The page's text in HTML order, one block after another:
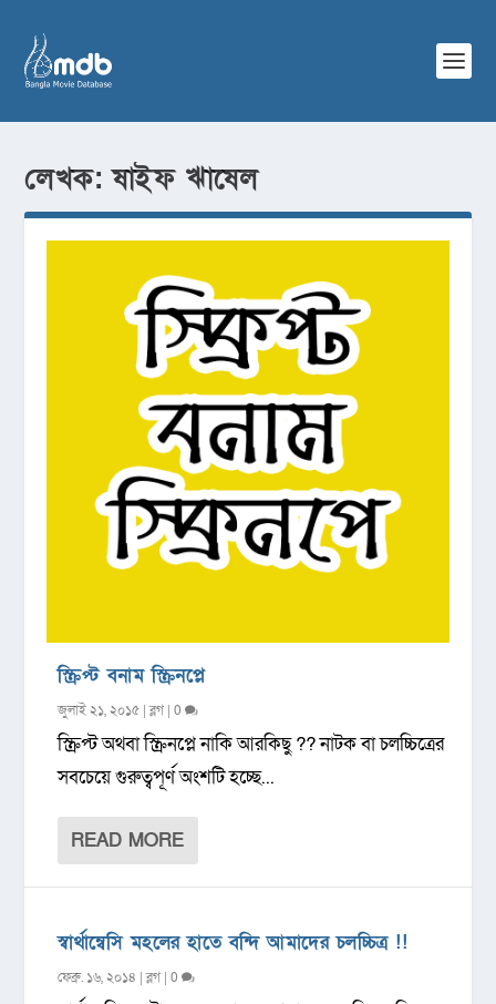
লেখক:ষাইফ ঋাষেল
স্ক্রিপ্ট বনাম স্ক্রিনপ্লে
জুলাই ২১, ২০১৫ |ব্লগ |0
স্ক্রিপ্ট অথবা স্ক্রিনপ্লে নাকি আরকিছু ?? নাটক বা চলচ্চিত্রের
সবচেয়ে গুরুত্বপূর্ণ অংশটি হচ্ছে...
READ MORE
স্বার্থান্বেসি মহলের হাতে বন্দি আমাদের চলচ্চিত্র !!
ফেব্রু. ১৬, ২০১৪ |ব্লগ |0